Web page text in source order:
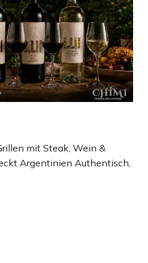
mit Steak, Wein &
Argentinien Authentisch,